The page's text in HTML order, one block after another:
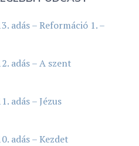
adás – Reformáció 1. –
adás – A szent
adás – Jézus
adás – Kezdet